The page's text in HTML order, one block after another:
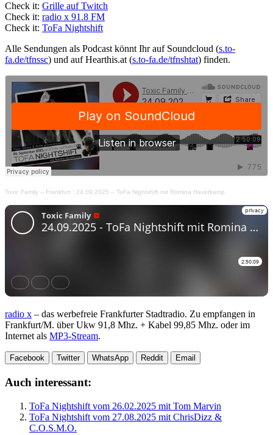
Check it: Grille auf Twitch
Check it: radio x 91.8 FM
Check it: ToFa Nightshift
Alle Sendungen als Podcast könnt Ihr auf Soundcloud (s.to-
fa.de/tfnssc) und auf Hearthis.at (s.to-fa.de/tfnshtat) finden.
Toxic Family – Frankfurt · 24.09.2025 – ToFa Nightshift mit Romina Haverkamp
radio x – das werbefreie Frankfurter Stadtradio. Zu empfangen in
Frankfurt/M. über Ukw 91,8 Mhz. + Kabel 99,85 Mhz. oder im
Internet als MP3-Stream.
Facebook Twitter WhatsApp Reddit Email
Auch interessant:
ToFa Nightshift vom 26.02.2025 mit Tom Marvin
ToFa Nightshift vom 27.08.2025 mit ChrisDizz &
C.O.S.M.O.